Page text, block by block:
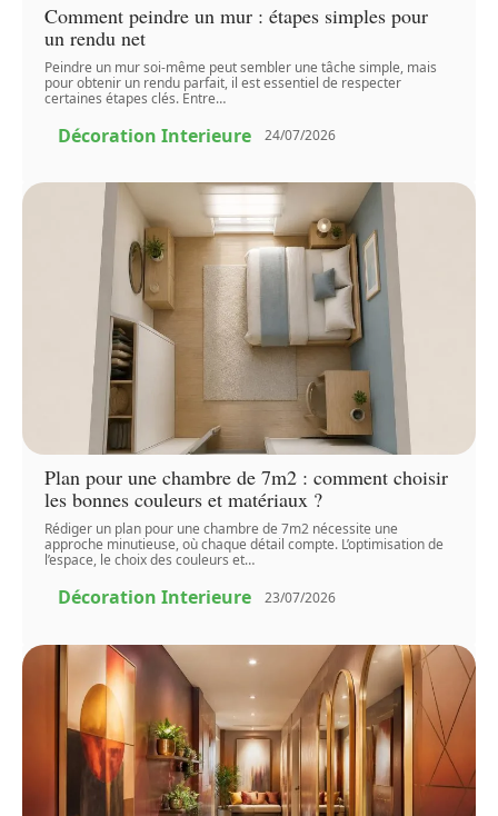
Comment peindre un mur : étapes simples pour
un rendu net
Peindre un mur soi-même peut sembler une tâche simple, mais
pour obtenir un rendu parfait, il est essentiel de respecter
certaines étapes clés. Entre…
Décoration Interieure 24/07/2026
Plan pour une chambre de 7m2 : comment choisir
les bonnes couleurs et matériaux ?
Rédiger un plan pour une chambre de 7m2 nécessite une
approche minutieuse, où chaque détail compte. L’optimisation de
l’espace, le choix des couleurs et…
Décoration Interieure 23/07/2026